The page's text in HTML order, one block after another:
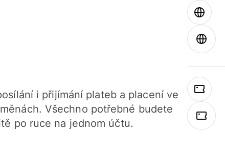
i přijímání plateb a placení ve
Všechno potřebné budete
po ruce na jednom účtu.